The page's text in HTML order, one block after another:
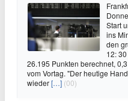
Start
ins
den
12:
26.195 Punkten berechnet,
vom Vortag. "Der heutige
wieder[…] (00)